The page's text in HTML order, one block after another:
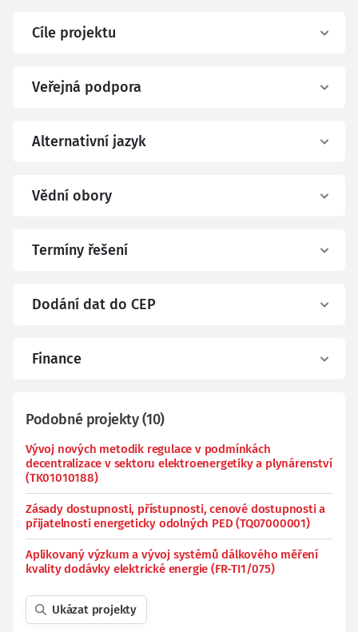
Cíle projektu
Veřejná podpora
Alternativní jazyk
Vědní obory
Termíny řešení
Dodání dat do CEP
Finance
Podobné projekty(10)
Vývoj nových metodik regulace v podmínkách
decentralizace v sektoru elektroenergetiky a plynárenství
(TK01010188)
Zásady dostupnosti, přístupnosti, cenové dostupnosti a
přijatelnosti energeticky odolných PED (TQ07000001)
Aplikovaný výzkum a vývoj systémů dálkového měření
kvality dodávky elektrické energie (FR-TI1/075)
Ukázat projekty